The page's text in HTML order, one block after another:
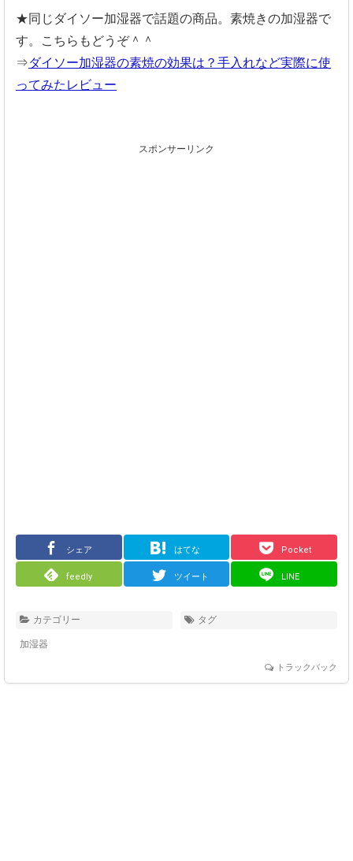
★同じダイソー加湿器で話題の商品。素焼きの加湿器で
す。こちらもどうぞ＾＾
⇒ダイソー加湿器の素焼の効果は？手入れなど実際に使
ってみたレビュー
スポンサーリンク
シェア はてな Pocket
feedly ツイート LINE
カテゴリー
加湿器
タグ
トラックバック